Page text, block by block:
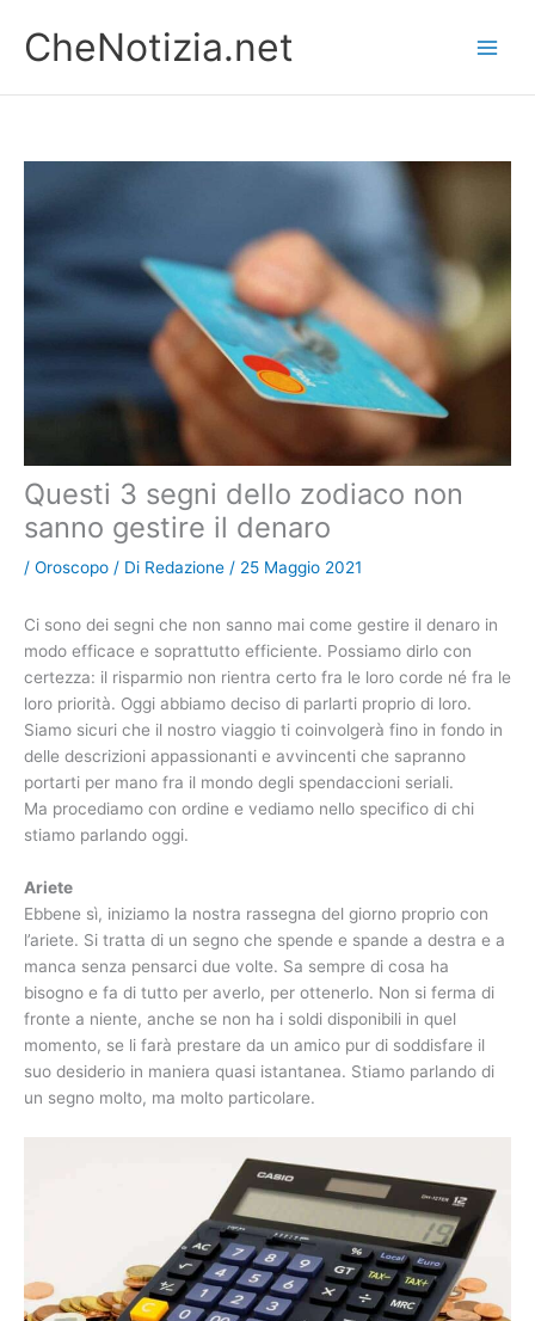
contenuto
CheNotizia.net
Questi 3 segni dello zodiaco non
sanno gestire il denaro
/ Oroscopo / Di Redazione / 25 Maggio 2021
Ci sono dei segni che non sanno mai come gestire il denaro in
modo efficace e soprattutto efficiente. Possiamo dirlo con
certezza: il risparmio non rientra certo fra le loro corde né fra le
loro priorità. Oggi abbiamo deciso di parlarti proprio di loro.
Siamo sicuri che il nostro viaggio ti coinvolgerà fino in fondo in
delle descrizioni appassionanti e avvincenti che sapranno
portarti per mano fra il mondo degli spendaccioni seriali.
Ma procediamo con ordine e vediamo nello specifico di chi
stiamo parlando oggi.
Ariete
Ebbene sì, iniziamo la nostra rassegna del giorno proprio con
l’ariete. Si tratta di un segno che spende e spande a destra e a
manca senza pensarci due volte. Sa sempre di cosa ha
bisogno e fa di tutto per averlo, per ottenerlo. Non si ferma di
fronte a niente, anche se non ha i soldi disponibili in quel
momento, se li farà prestare da un amico pur di soddisfare il
suo desiderio in maniera quasi istantanea. Stiamo parlando di
un segno molto, ma molto particolare.